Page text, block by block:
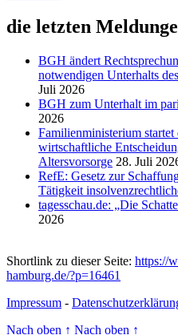
die letzten
BGH ändert
notwendigen Unterhalts
Juli 2026
BGH zum Unterhalt im
2026
Familienministerium
wirtschaftliche
Altersvorsorge 28. Juli
RefE: Gesetz zur
Tätigkeit
tagesschau.de: „Die
2026
Shortlink zu dieser Seite: https://
hamburg.de/?p=16461
Impressum -
Nach oben ↑ Nach oben ↑